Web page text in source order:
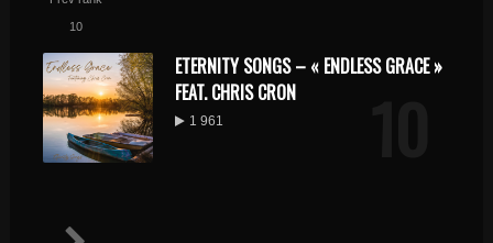
10
ETERNITY SONGS – « ENDLESS GRACE »
FEAT. CHRIS CRON
1 961